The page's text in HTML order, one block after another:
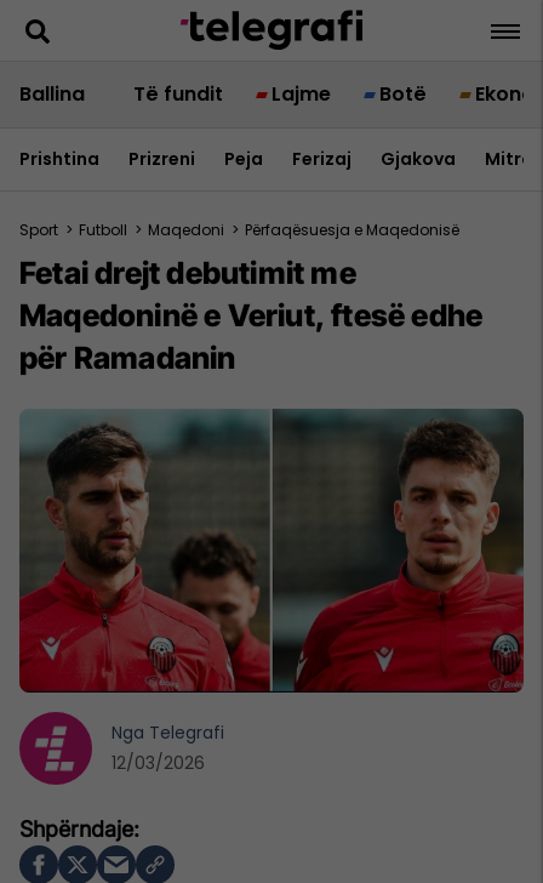
Ballina Të fundit Lajme Botë
Prishtina Prizreni Peja Ferizaj Gjakova
Sport > Futboll > Maqedoni > Përfaqësuesja e Maqedonisë
Fetai drejt debutimit me
Maqedoninë e Veriut, ftesë edhe
për Ramadanin
Nga Telegrafi
12/03/2026